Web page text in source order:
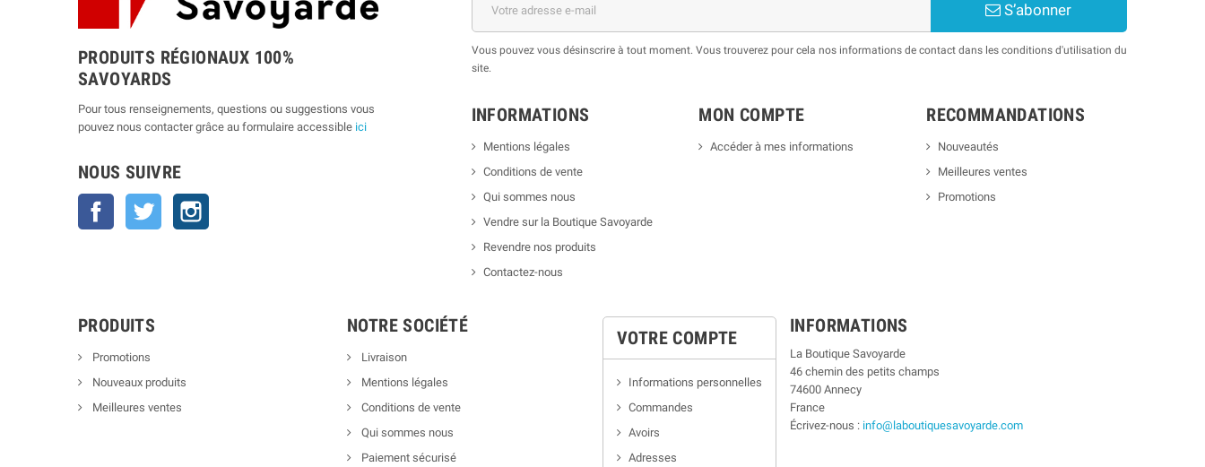
PRODUITS RÉGIONAUX 100%
SAVOYARDS
Pour tous renseignements, questions ou suggestions vous
pouvez nous contacter grâce au formulaire accessible ici
NOUS SUIVRE
Facebook Twitter
S’abonner
Vous pouvez vous désinscrire à tout moment. Vous trouverez pour cela nos informations de contact dans les conditions d'utilisation du
site.
INFORMATIONS
Mentions légales
Conditions de vente
Qui sommes nous
Vendre sur la Boutique Savoyarde
Revendre nos produits
Contactez-nous
MON COMPTE
Accéder à mes informations
RECOMMANDATIONS
Nouveautés
Meilleures ventes
Promotions
PRODUITS
Promotions
Nouveaux produits
Meilleures ventes
NOTRE SOCIÉTÉ
Livraison
Mentions légales
Conditions de vente
Qui sommes nous
Paiement sécurisé
VOTRE COMPTE
Informations personnelles
Commandes
Avoirs
Adresses
INFORMATIONS
La Boutique Savoyarde
46 chemin des petits champs
74600 Annecy
France
Écrivez-nous : info@laboutiquesavoyarde.com